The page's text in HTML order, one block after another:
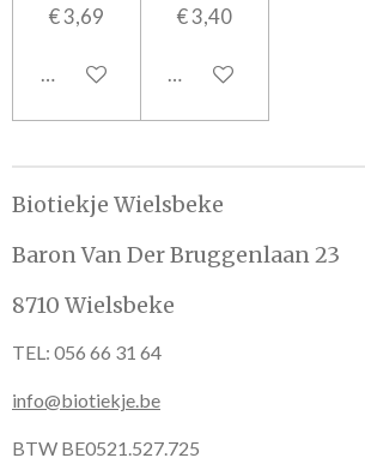
€ 3,69
In winkelwagen
€ 3,40
In winkelwagen
Biotiekje Wielsbeke
Baron Van Der Bruggenlaan 23
8710 Wielsbeke
TEL: 056 66 31 64
info@biotiekje.be
BTW BE0521.527.725